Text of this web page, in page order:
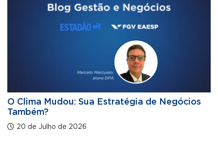
O Clima Mudou: Sua Estratégia de Negócios
Também?
20 de Julho de 2026